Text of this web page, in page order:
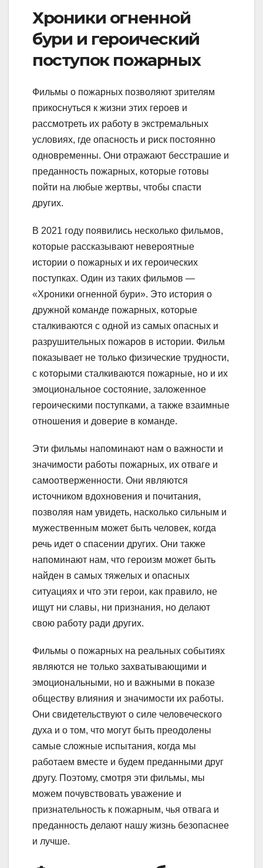
Хроники огненной
бури и героический
поступок пожарных
Фильмы о пожарных позволяют зрителям
прикоснуться к жизни этих героев и
рассмотреть их работу в экстремальных
условиях, где опасность и риск постоянно
одновременны. Они отражают бесстрашие и
преданность пожарных, которые готовы
пойти на любые жертвы, чтобы спасти
других.
В 2021 году появились несколько фильмов,
которые рассказывают невероятные
истории о пожарных и их героических
поступках. Один из таких фильмов —
«Хроники огненной бури». Это история о
дружной команде пожарных, которые
сталкиваются с одной из самых опасных и
разрушительных пожаров в истории. Фильм
показывает не только физические трудности,
с которыми сталкиваются пожарные, но и их
эмоциональное состояние, заложенное
героическими поступками, а также взаимные
отношения и доверие в команде.
Эти фильмы напоминают нам о важности и
значимости работы пожарных, их отваге и
самоотверженности. Они являются
источником вдохновения и почитания,
позволяя нам увидеть, насколько сильным и
мужественным может быть человек, когда
речь идет о спасении других. Они также
напоминают нам, что героизм может быть
найден в самых тяжелых и опасных
ситуациях и что эти герои, как правило, не
ищут ни славы, ни признания, но делают
свою работу ради других.
Фильмы о пожарных на реальных событиях
являются не только захватывающими и
эмоциональными, но и важными в показе
обществу влияния и значимости их работы.
Они свидетельствуют о силе человеческого
духа и о том, что могут быть преодолены
самые сложные испытания, когда мы
работаем вместе и будем преданными друг
другу. Поэтому, смотря эти фильмы, мы
можем почувствовать уважение и
признательность к пожарным, чья отвага и
преданность делают нашу жизнь безопаснее
и лучше.